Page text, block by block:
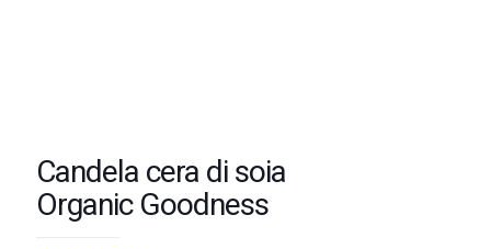
Candela cera di soia
Organic Goodness